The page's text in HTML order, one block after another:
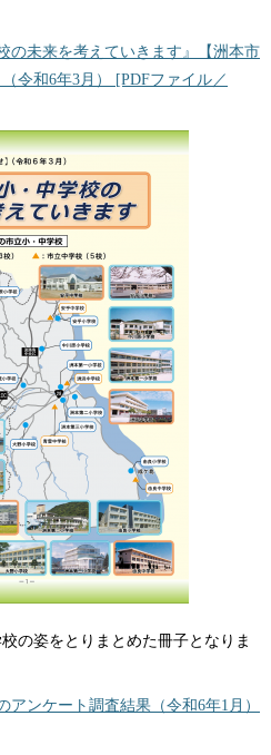
の未来を考えていきます』【洲本市
令和6年3月） [PDFファイル／
の姿をとりまとめた冊子となりま
アンケート調査結果（令和6年1月）